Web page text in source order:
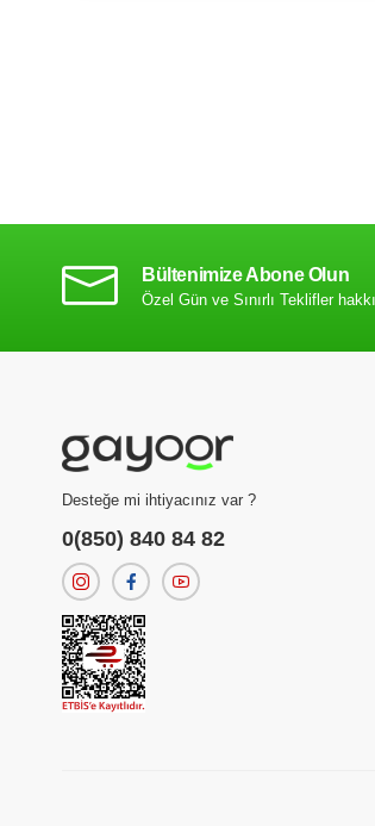
Bültenimize Abone Olun
Özel Gün ve Sınırlı Teklifler
Desteğe mi ihtiyacınız var ?
0(850) 840 84 82